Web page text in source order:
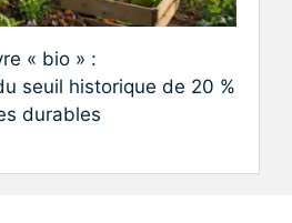
« bio » :
seuil historique de 20 %
durables